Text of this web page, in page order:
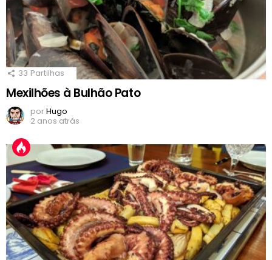
33 Partilhas
Mexilhões à Bulhão Pato
porHugo
2 anos atrás